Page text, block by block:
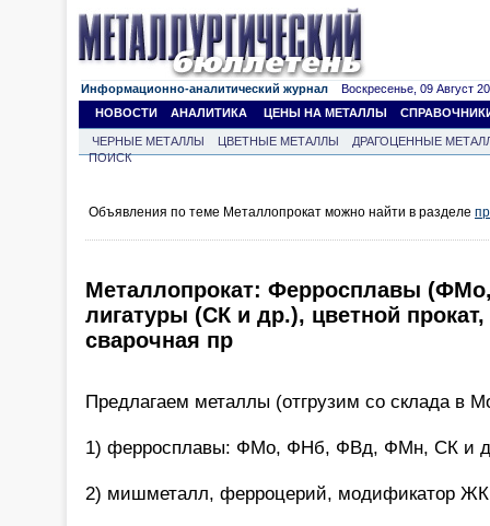
Информационно-аналитический журнал Воскресенье, 09 Август
НОВОСТИ
АНАЛИТИКА ЦЕНЫ НА МЕТАЛЛЫ
ЧЕРНЫЕ МЕТАЛЛЫ ЦВЕТНЫЕ МЕТАЛЛЫ
ДРАГОЦЕННЫЕ
ПОИСК
Объявления по теме Металлопрокат можно найти в разделе
Металлопрокат: Ферросплавы
лигатуры (СК и др.), цветной прокат,
сварочная пр
Предлагаем металлы (отгрузим со склада в
1) ферросплавы: ФМо, ФНб, ФВд, ФМн, СК и
2) мишметалл, ферроцерий, модификатор